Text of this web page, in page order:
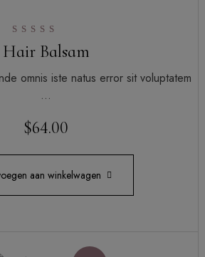
Gewaardeerd
5.00
Hair Balsam
omnis iste natus error sit voluptatem
…
$64.00
aan winkelwagen